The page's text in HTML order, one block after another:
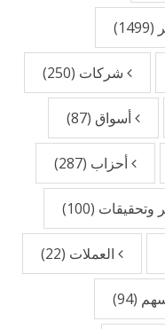
(1499)
شركات (250)
أسواق (87)
أحزاب (287)
وتحقيقات (100)
العملات (22)
(94)